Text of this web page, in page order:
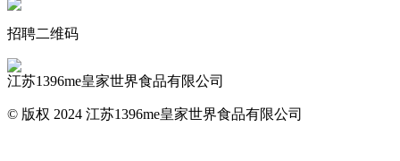
招聘二维码
江苏1396me皇家世界食品有限公司
© 版权 2024 江苏1396me皇家世界食品有限公司